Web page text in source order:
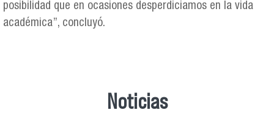
posibilidad que en ocasiones desperdiciamos en la vida
académica”, concluyó.
Noticias